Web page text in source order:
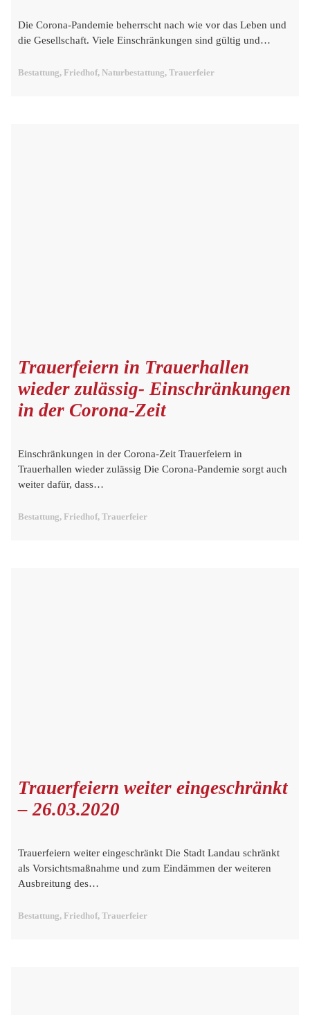
Die Corona-Pandemie beherrscht nach wie vor das Leben und
die Gesellschaft. Viele Einschränkungen sind gültig und…
Bestattung, Friedhof, Naturbestattung, Trauerfeier
Trauerfeiern in Trauerhallen
wieder zulässig- Einschränkungen
in der Corona-Zeit
Einschränkungen in der Corona-Zeit Trauerfeiern in
Trauerhallen wieder zulässig Die Corona-Pandemie sorgt auch
weiter dafür, dass…
Bestattung, Friedhof, Trauerfeier
Trauerfeiern weiter eingeschränkt
– 26.03.2020
Trauerfeiern weiter eingeschränkt Die Stadt Landau schränkt
als Vorsichtsmaßnahme und zum Eindämmen der weiteren
Ausbreitung des…
Bestattung, Friedhof, Trauerfeier